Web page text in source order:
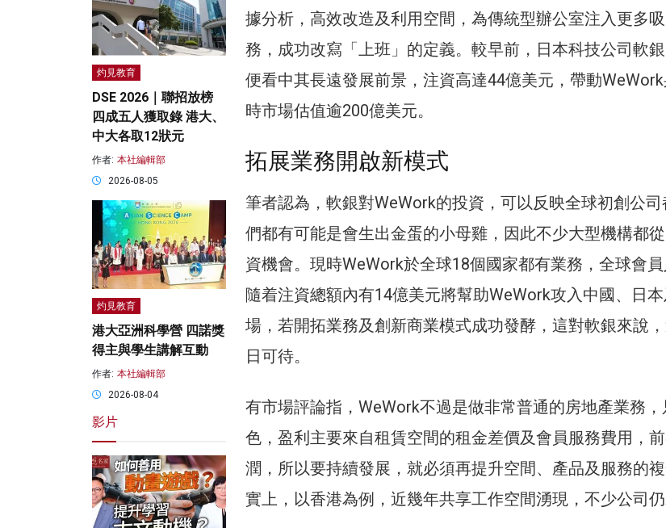
據分析，高效改造及利用空間，為傳統型辦公室注入更多
務，成功改寫「上班」的定義。較早前，日本科技公司軟銀
便看中其長遠發展前景，注資高達44億美元，帶動
時市場估值逾200億美元。
拓展業務開啟新模式
筆者認為，軟銀對WeWork的投資，可以反映全球初創公
們都有可能是會生出金蛋的小母雞，因此不少大型機構都
資機會。現時WeWork於全球18個國家都有業務，全球會員
隨着注資總額內有14億美元將幫助WeWork攻入中國、日
場，若開拓業務及創新商業模式成功發酵，這對軟銀來說
日可待。
有市場評論指，WeWork不過是做非常普通的房地產業務，
色，盈利主要來自租賃空間的租金差價及會員服務費用，
潤，所以要持續發展，就必須再提升空間、產品及服務的
實上，以香港為例，近幾年共享工作空間湧現，不少公司仍
灼見教育
DSE 2026｜聯招放榜
四成五人獲取錄 港大、
中大各取12狀元
作者: 本社編輯部
2026-08-05
灼見教育
港大亞洲科學營 四諾獎
得主與學生講解互動
作者: 本社編輯部
2026-08-04
影片